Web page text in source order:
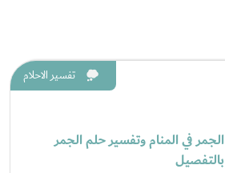
تفسير الاحلام
الجمر في المنام وتفسير حلم الجمر
بالتفصيل